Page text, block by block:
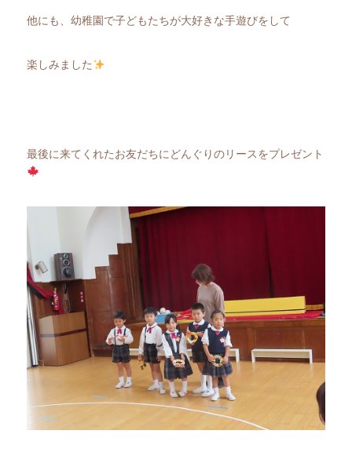
他にも、幼稚園で子どもたちが大好きな手遊びをして
楽しみました
最後に来てくれたお友だちにどんぐりのリースをプレゼント